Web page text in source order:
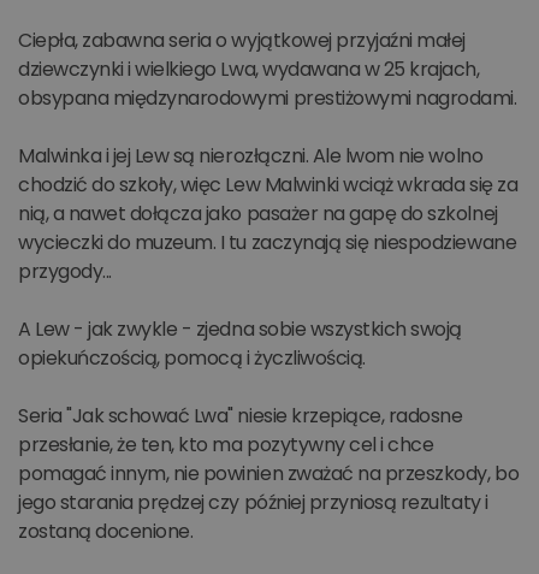
Ciepła, zabawna seria o wyjątkowej przyjaźni małej
dziewczynki i wielkiego Lwa, wydawana w 25 krajach,
obsypana międzynarodowymi prestiżowymi nagrodami.
Malwinka i jej Lew są nierozłączni. Ale lwom nie wolno
chodzić do szkoły, więc Lew Malwinki wciąż wkrada się za
nią, a nawet dołącza jako pasażer na gapę do szkolnej
wycieczki do muzeum. I tu zaczynają się niespodziewane
przygody...
A Lew - jak zwykle - zjedna sobie wszystkich swoją
opiekuńczością, pomocą i życzliwością.
Seria "Jak schować Lwa" niesie krzepiące, radosne
przesłanie, że ten, kto ma pozytywny cel i chce
pomagać innym, nie powinien zważać na przeszkody, bo
jego starania prędzej czy później przyniosą rezultaty i
zostaną docenione.